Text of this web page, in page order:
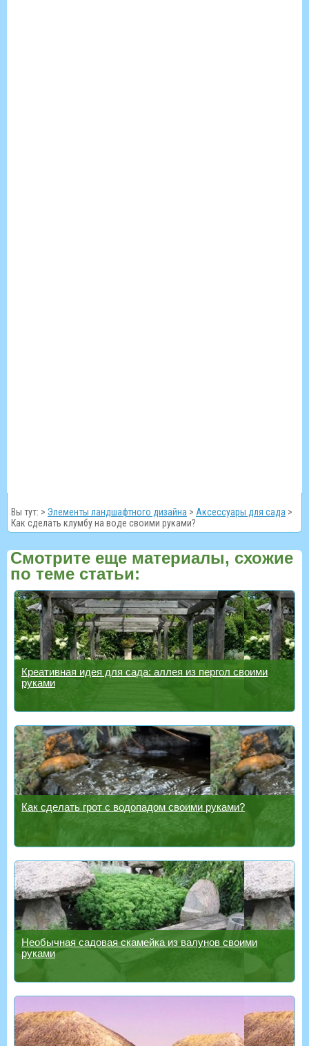
Вы тут: > Элементы ландшафтного дизайна > Аксессуары для сада >
Как сделать клумбу на воде своими руками?
Смотрите еще материалы, схожие
по теме статьи:
Креативная идея для сада: аллея из пергол своими
руками
Как сделать грот с водопадом своими руками?
Необычная садовая скамейка из валунов своими
руками